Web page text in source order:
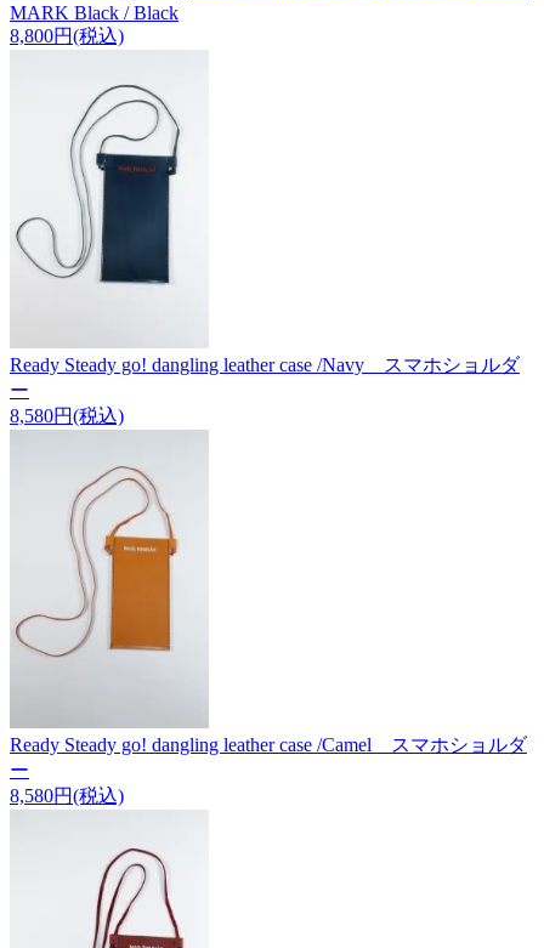
MARK Black / Black
8,800円(税込)
Ready Steady go! dangling leather case /Navy スマホショルダ
ー
8,580円(税込)
Ready Steady go! dangling leather case /Camel スマホショルダ
ー
8,580円(税込)